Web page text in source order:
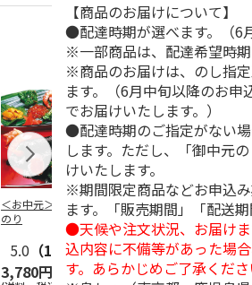
＜お中元＞佐賀産焼
のり
5.0 （1）
3,780円
＜お中元＞バラエテ
ィ海苔詰合せ
4,350円
松
【商品のお届けについて】
●配達時期が選べます。（6
※一部商品は、配達希望時期
※商品のお届けは、のし指
ます。（6月中旬以降のお
でお届けいたします。）
●配達時期のご指定がない
します。ただし、「御中元
けいたします。
※期間限定商品などお申込
ます。「販売期間」「配送
●天候や注文状況、お届け
込内容に不備等があった場
す。あらかじめご了承くださ